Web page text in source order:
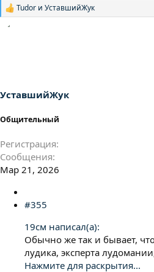
Р
Tudor и УставшийЖук
УставшийЖук
Общительный
Регистрация
Сообщения
Мар 21, 2026
#355
19см написал(а):
Обычно же так и бывает,
лудика, эксперта
Нажмите для раскрытия...